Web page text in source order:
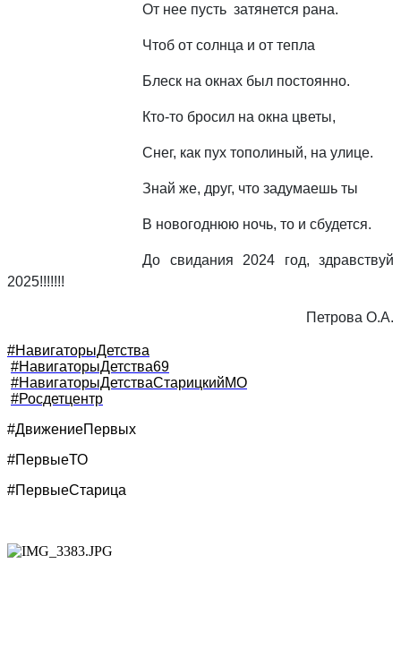
От нее пусть затянется рана.
Чтоб от солнца и от тепла
Блеск на окнах был постоянно.
Кто-то бросил на окна цветы,
Снег, как пух тополиный, на улице.
Знай же, друг, что задумаешь ты
В новогоднюю ночь, то и сбудется.
До свидания 2024 год, здравствуй
2025!!!!!!!
Петрова О.А.
#НавигаторыДетства
#НавигаторыДетства69
#НавигаторыДетстваСтарицкийМО
#Росдетцентр
#ДвижениеПервых
#ПервыеТО
#ПервыеСтарица